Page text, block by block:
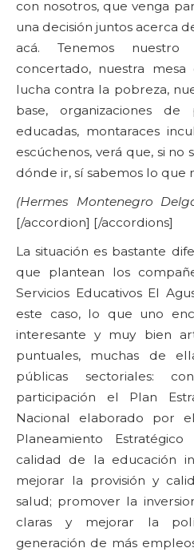
con nosotros, que venga
una decisión juntos acerca
acá. Tenemos
concertado, nuestra
lucha contra la pobreza,
base, organizaciones de
educadas, montaraces
escúchenos, verá que, si no
dónde ir, sí sabemos lo que
(Hermes Montenegro
[/accordion] [/accordions]
La situación es bastante
que plantean los
Servicios Educativos El
este caso, lo que uno
interesante y muy bien
puntuales, muchas de
públicas sectoriales:
participación el Plan
Nacional elaborado por
Planeamiento
calidad de la educación
mejorar la provisión y
salud; promover la
claras y mejorar la
generación de más